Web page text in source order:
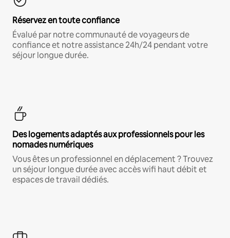
Réservez en toute confiance
Évalué par notre communauté de voyageurs de
confiance et notre assistance 24h/24 pendant votre
séjour longue durée.
Des logements adaptés aux professionnels pour les
nomades numériques
Vous êtes un professionnel en déplacement ? Trouvez
un séjour longue durée avec accès wifi haut débit et
espaces de travail dédiés.